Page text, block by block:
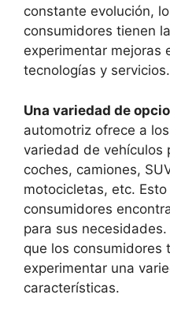
constante evolución,
consumidores tienen
experimentar mejoras
tecnologías y servicios.
Una variedad de
automotriz ofrece a
variedad de vehículos
coches, camiones,
motocicletas, etc.
consumidores
para sus
que los consumidores
experimentar una
características.